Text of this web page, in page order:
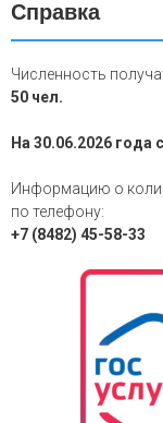
Справка
Численность
50 чел.
На 30.06.2026 года
Информацию о
по телефону:
+7 (8482) 45-58-33